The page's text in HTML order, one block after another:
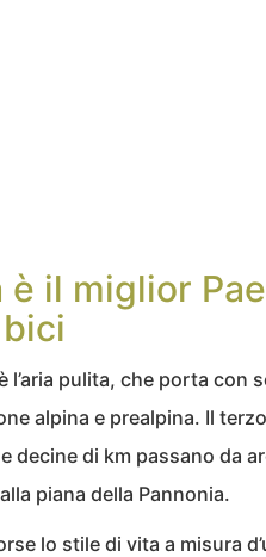
è il miglior
l’aria pulita, che porta con
alpina e prealpina. Il
decine di km passano da
piana della Pannonia.
lo stile di vita a misura